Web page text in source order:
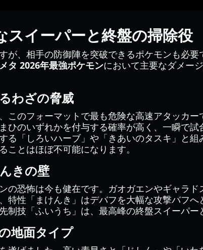
スイーパーと終盤の掃除役
が、相手の防御陣を突破できるポケモンも必
タ 2026年最強ポケモンにおいて主要なダメー
わざの脅威
このフォーマットで最も危険な高速アタッカ
ひのいずれかを付与する確率が高く、一瞬で
る「しろいハーブ」や「きあいのタスキ」と
ことはほぼ不可能になります。
きの壁
の恐怖は今も健在です。ガオガエンやギャラ
特性「まけんき」はデバフを大幅な攻撃バフ
制技「ふいうち」は、最高峰の終盤スイーパー
地面タイプ